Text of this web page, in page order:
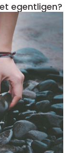
egentligen?